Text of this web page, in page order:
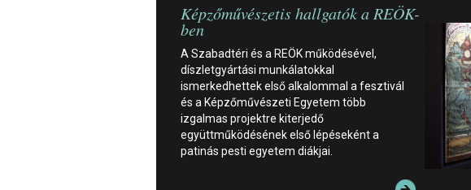
Képzőművészetis hallgatók a REÖK-
ben
A Szabadtéri és a REÖK működésével,
díszletgyártási munkálatokkal
ismerkedhettek első alkalommal a fesztivál
és a Képzőművészeti Egyetem több
izgalmas projektre kiterjedő
együttműködésének első lépéseként a
patinás pesti egyetem diákjai.